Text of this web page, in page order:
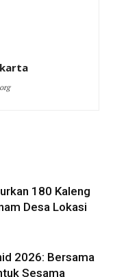
180 Kaleng
Desa Lokasi
2026: Bersama
Sesama